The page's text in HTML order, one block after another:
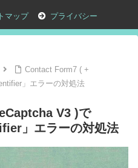
マップ プライバシー
Contact Form7 ( +
」エラーの対処法
V3 )で
」エラーの対処法